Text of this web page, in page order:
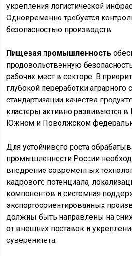
укрепления логистической
Одновременно требуется
безопасностью производств.
Пищевая промышленность
продовольственную
рабочих мест в секторе. В
глубокой переработки
стандартизации качества
кластеры активно развиваются в
Южном и Поволжском
Для устойчивого роста
промышленности России
внедрение современных
кадрового потенциала,
компонентов и системная
экспортоориентированных
должны быть направлены на
от внешних поставок и
суверенитета.